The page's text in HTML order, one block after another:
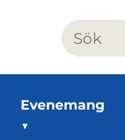
Evenemang